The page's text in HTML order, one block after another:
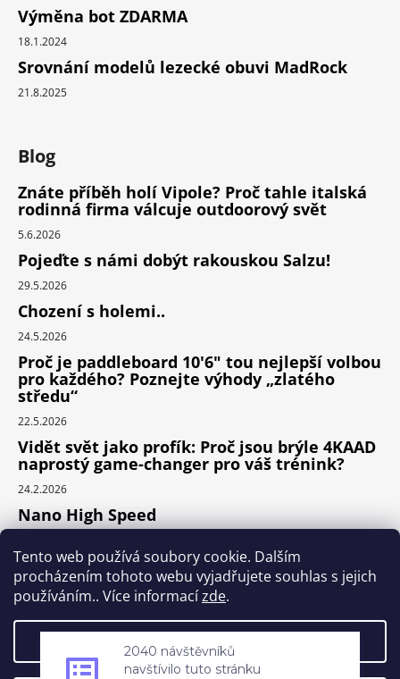
Tento web používá soubory cookie. Dalším
procházením tohoto webu vyjadřujete souhlas s jejich
používáním.. Více informacízde.
Nastavení
Výměna bot ZDARMA
18.1.2024
Srovnání modelů lezecké obuvi MadRock
21.8.2025
Blog
Znáte příběh holí Vipole? Proč tahle italská
rodinná firma válcuje outdoorový svět
5.6.2026
Pojeďte s námi dobýt rakouskou Salzu!
29.5.2026
Chození s holemi..
24.5.2026
Proč je paddleboard 10'6" tou nejlepší volbou
pro každého? Poznejte výhody „zlatého
středu“
22.5.2026
Vidět svět jako profík: Proč jsou brýle 4KAAD
naprostý game-changer pro váš trénink?
24.2.2026
Nano High Speed
Nejlepší cyklodoplňky v porovnání cena /
výkon
navštívilo tuto stránku
za posledních 7 dní